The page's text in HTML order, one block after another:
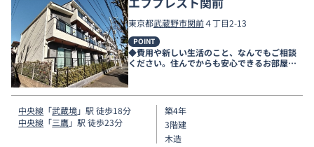
東京都武蔵野市関前４丁目2-13
POINT
◆費用や新しい生活のこと、なんでもご相談
ください。住んでからも安心できるお部屋探
しをお手伝いします◆
中央線 「武蔵境」駅 徒歩18分
中央線 「三鷹」駅 徒歩23分
築4年
3階建
木造